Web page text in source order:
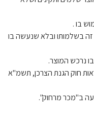
בו .
זה בשלמותו ובלא שנעשה בו
חוק הגנת הצרכן, תשמ"א
ב"מכר מרחוק".